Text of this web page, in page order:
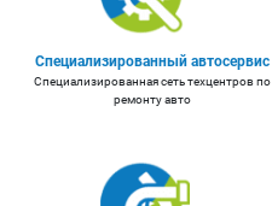
Специализированный автосервис
Специализированная сеть техцентров по
ремонту авто